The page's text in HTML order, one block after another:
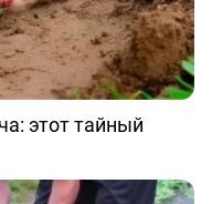
этот тайный